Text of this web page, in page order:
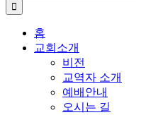
홈
교회소개
비전
교역자 소개
예배안내
오시는 길